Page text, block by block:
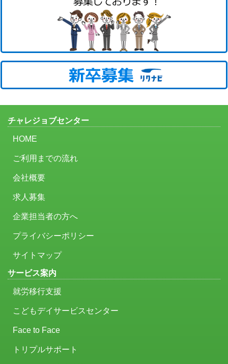
チャレジョブセンター
HOME
ご利用までの流れ
会社概要
求人募集
企業担当者の方へ
プライバシーポリシー
サイトマップ
サービス案内
就労移行支援
こどもデイサービスセンター
Face to Face
トリプルサポート